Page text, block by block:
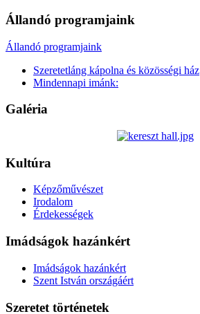
Állandó programjaink
Állandó programjaink
Szeretetláng kápolna és közösségi ház
Mindennapi imánk:
Galéria
Kultúra
Képzőművészet
Irodalom
Érdekességek
Imádságok hazánkért
Imádságok hazánkért
Szent István országáért
Szeretet történetek